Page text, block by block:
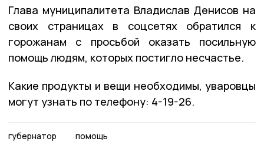
Глава муниципалитета Владислав Денисов на
своих страницах в соцсетях обратился к
горожанам с просьбой оказать посильную
помощь людям, которых постигло несчастье.
Какие продукты и вещи необходимы, уваровцы
могут узнать по телефону: 4-19-26.
губернатор помощь